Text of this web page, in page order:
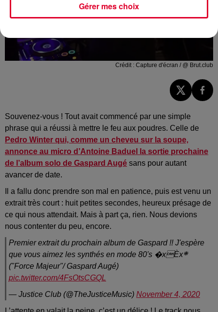
Crédit : Capture d'écran / @ Brut.club
Souvenez-vous ! Tout avait commencé par une simple
phrase qui a réussi à mettre le feu aux poudres. Celle de
Pedro Winter qui, comme un cheveu sur la soupe,
annonce au micro d’Antoine Baduel la sortie prochaine
de l’album solo de Gaspard Augé sans pour autant
avancer de date.
Il a fallu donc prendre son mal en patience, puis est venu un
extrait très court : huit petites secondes, heureux présage de
ce qui nous attendait. Mais à part ça, rien. Nous devions
nous contenter du peu, encore.
Premier extrait du prochain album de Gaspard !! J'espère
que vous aimez les synthés en mode 80's �xÈx܍
("Force Majeur"/ Gaspard Augé)
pic.twitter.com/4FsOtsCGQL
— Justice Club (@TheJusticeMusic) November 4, 2020
Gérer mes choix